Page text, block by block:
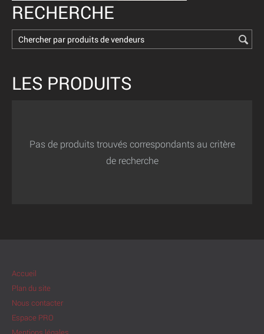
RECHERCHE
LES PRODUITS
Pas de produits trouvés correspondants au critère
de recherche
Accueil
Plan du site
Nous contacter
Espace PRO